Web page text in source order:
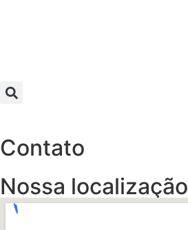
Contato
Nossa localização